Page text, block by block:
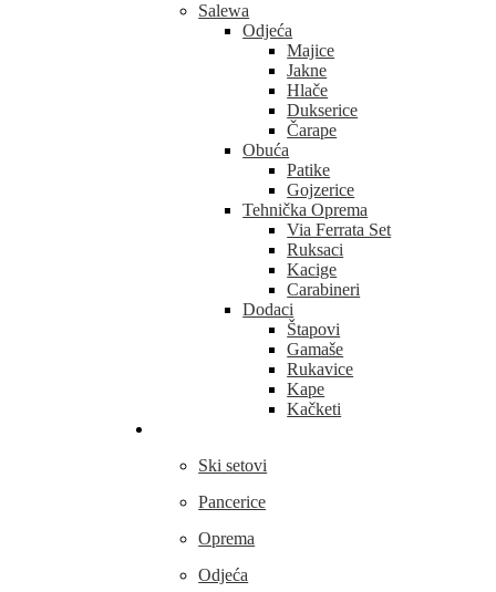
Salewa
Odjeća
Majice
Jakne
Hlače
Dukserice
Čarape
Obuća
Patike
Gojzerice
Tehnička Oprema
Via Ferrata Set
Ruksaci
Kacige
Carabineri
Dodaci
Štapovi
Gamaše
Rukavice
Kape
Kačketi
Ski setovi
Pancerice
Oprema
Odjeća